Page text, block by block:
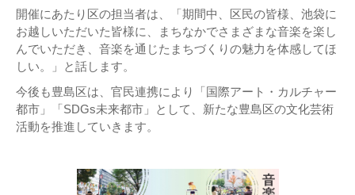
開催にあたり区の担当者は、「期間中、区民の皆様、池袋に
お越しいただいた皆様に、まちなかでさまざまな音楽を楽し
んでいただき、音楽を通じたまちづくりの魅力を体感してほ
しい。」と話します。
今後も豊島区は、官民連携により「国際アート・カルチャー
都市」「SDGs未来都市」として、新たな豊島区の文化芸術
活動を推進していきます。